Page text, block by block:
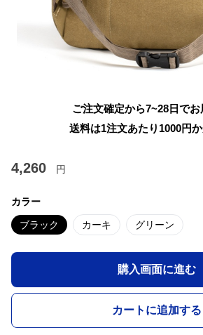
ご注文確定から7~28日でお
送料は1注文あたり 1000円
4,260 円
カラー
ブラック カーキ グリーン
購入画面に進む
カートに追加する